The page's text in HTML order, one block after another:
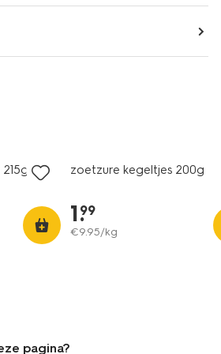
zoetzure kegeltjes 200g
1.
99
€9.95/kg
pagina?